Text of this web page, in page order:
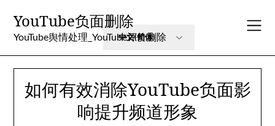
content
YouTube负面删除
YouTube舆情处理_YouTube评价删除
如何有效消除YouTube负面影
响提升频道形象